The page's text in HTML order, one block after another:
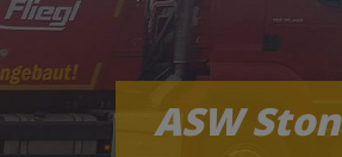
ASW